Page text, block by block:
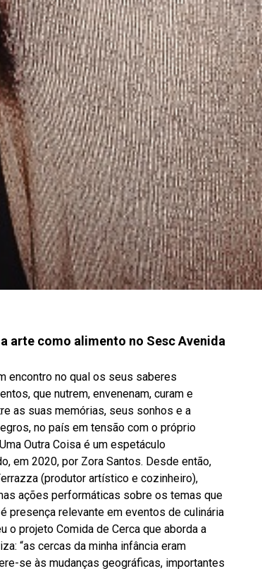
arte como alimento no Sesc Avenida
encontro no qual os seus saberes
que nutrem, envenenam, curam e
as suas memórias, seus sonhos e a
no país em tensão com o próprio
Outra Coisa é um espetáculo
em 2020, por Zora Santos. Desde então,
(produtor artístico e cozinheiro),
ações performáticas sobre os temas que
presença relevante em eventos de culinária
o projeto Comida de Cerca que aborda a
“as cercas da minha infância eram
se às mudanças geográficas, importantes